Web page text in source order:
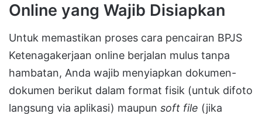
Online yang Wajib Disiapkan
Untuk memastikan proses cara pencairan BPJS
Ketenagakerjaan online berjalan mulus tanpa
hambatan, Anda wajib menyiapkan dokumen-
dokumen berikut dalam format fisik (untuk difoto
langsung via aplikasi) maupun soft file (jika